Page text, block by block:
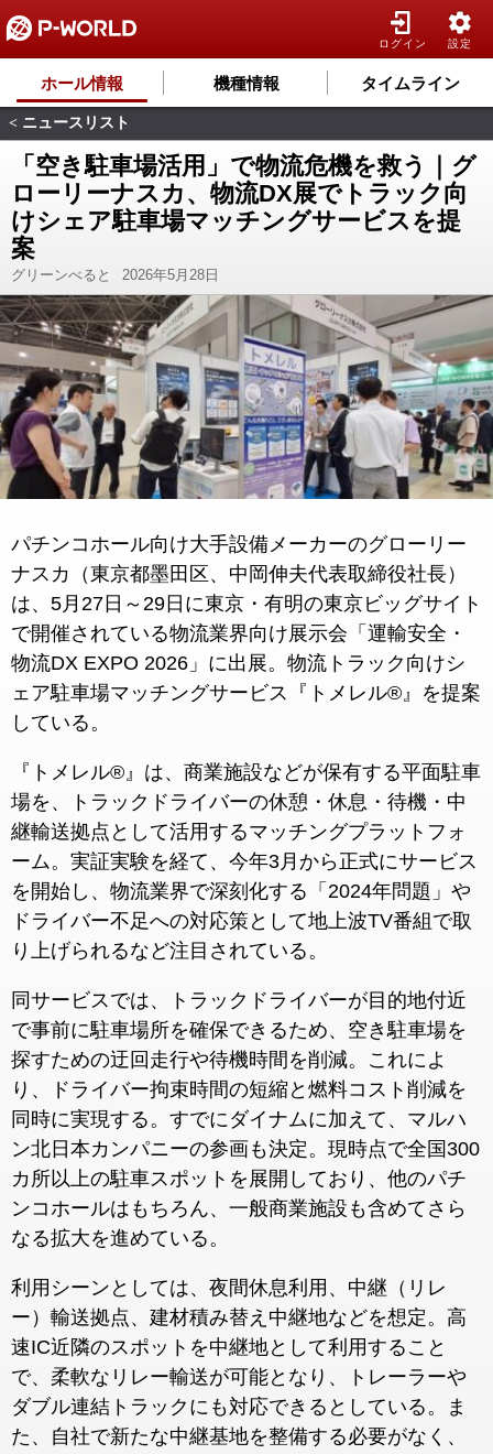
ログイン 設定
ホール情報 機種情報 タイムライン
< ニュースリスト
「空き駐車場活用」で物流危機を救う｜グ
ローリーナスカ、物流DX展でトラック向
けシェア駐車場マッチングサービスを提
案
グリーンべると 2026年5月28日
パチンコホール向け大手設備メーカーのグローリー
ナスカ（東京都墨田区、中岡伸夫代表取締役社長）
は、5月27日～29日に東京・有明の東京ビッグサイト
で開催されている物流業界向け展示会「運輸安全・
物流DX EXPO 2026」に出展。物流トラック向けシ
ェア駐車場マッチングサービス『トメレル®』を提案
している。
『トメレル®』は、商業施設などが保有する平面駐車
場を、トラックドライバーの休憩・休息・待機・中
継輸送拠点として活用するマッチングプラットフォ
ーム。実証実験を経て、今年3月から正式にサービス
を開始し、物流業界で深刻化する「2024年問題」や
ドライバー不足への対応策として地上波TV番組で取
り上げられるなど注目されている。
同サービスでは、トラックドライバーが目的地付近
で事前に駐車場所を確保できるため、空き駐車場を
探すための迂回走行や待機時間を削減。これによ
り、ドライバー拘束時間の短縮と燃料コスト削減を
同時に実現する。すでにダイナムに加えて、マルハ
ン北日本カンパニーの参画も決定。現時点で全国300
カ所以上の駐車スポットを展開しており、他のパチ
ンコホールはもちろん、一般商業施設も含めてさら
なる拡大を進めている。
利用シーンとしては、夜間休息利用、中継（リレ
ー）輸送拠点、建材積み替え中継地などを想定。高
速IC近隣のスポットを中継地として利用すること
で、柔軟なリレー輸送が可能となり、トレーラーや
ダブル連結トラックにも対応できるとしている。ま
た、自社で新たな中継基地を整備する必要がなく、